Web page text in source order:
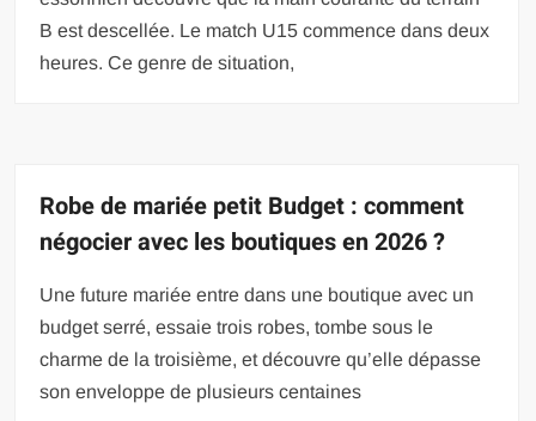
B est descellée. Le match U15 commence dans deux
heures. Ce genre de situation,
Robe de mariée petit Budget : comment
négocier avec les boutiques en 2026 ?
Une future mariée entre dans une boutique avec un
budget serré, essaie trois robes, tombe sous le
charme de la troisième, et découvre qu’elle dépasse
son enveloppe de plusieurs centaines